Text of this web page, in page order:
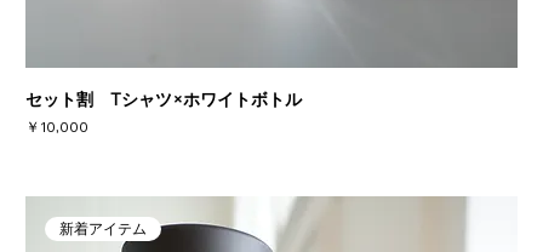
セット割 Tシャツ×ホワイトボトル
価格
￥10,000
新着アイテム